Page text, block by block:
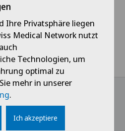
Onkologie
Moutier Fachgebiete
Ihre Privatsphäre liegen
Medical Network nutzt
Technologien, um
optimal zu
mehr in unserer
.
Ich akzeptiere